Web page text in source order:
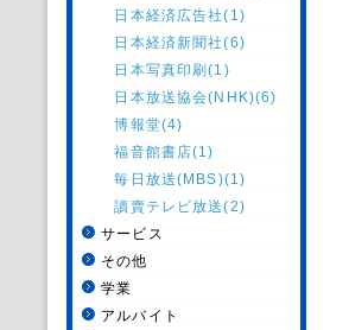
日本経済広告社(1)
日本経済新聞社(6)
日本写真印刷(1)
日本放送協会(NHK)(6)
博報堂(4)
福音館書店(1)
毎日放送(MBS)(1)
讀賣テレビ放送(2)
サービス
その他
学業
アルバイト